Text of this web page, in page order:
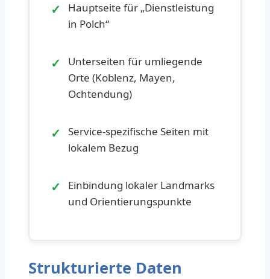
✓
Hauptseite für „Dienstleistung
in Polch“
✓
Unterseiten für umliegende
Orte (Koblenz, Mayen,
Ochtendung)
✓
Service-spezifische Seiten mit
lokalem Bezug
✓
Einbindung lokaler Landmarks
und Orientierungspunkte
Strukturierte Daten